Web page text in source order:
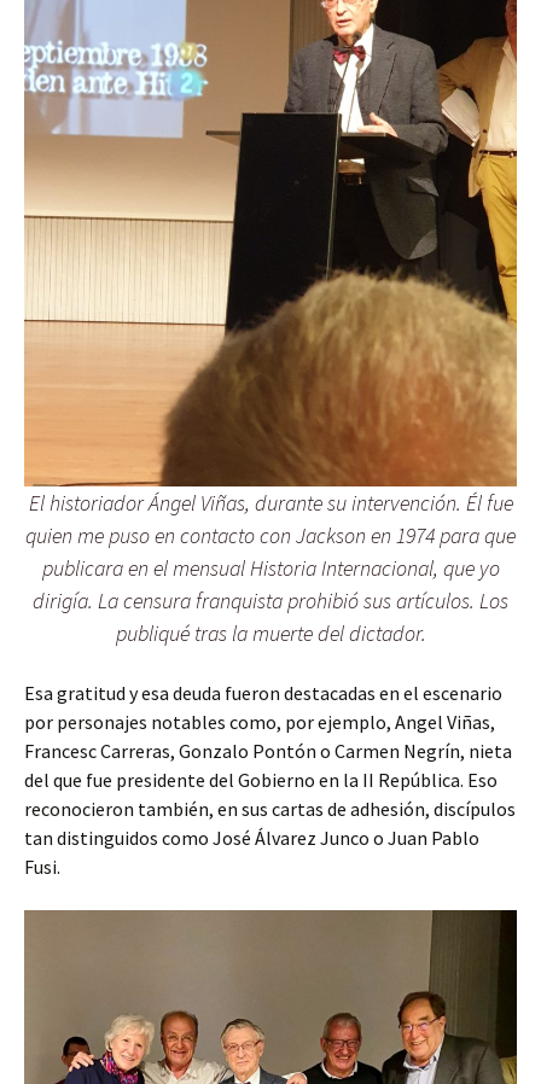
El historiador Ángel Viñas, durante su intervención. Él fue
quien me puso en contacto con Jackson en 1974 para que
publicara en el mensual Historia Internacional, que yo
dirigía. La censura franquista prohibió sus artículos. Los
publiqué tras la muerte del dictador.
Esa gratitud y esa deuda fueron destacadas en el escenario
por personajes notables como, por ejemplo, Angel Viñas,
Francesc Carreras, Gonzalo Pontón o Carmen Negrín, nieta
del que fue presidente del Gobierno en la II República. Eso
reconocieron también, en sus cartas de adhesión, discípulos
tan distinguidos como José Álvarez Junco o Juan Pablo
Fusi.